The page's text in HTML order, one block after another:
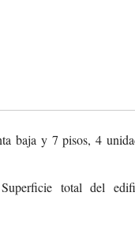
baja y 7 pisos, 4
total del